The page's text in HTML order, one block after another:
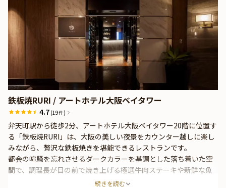
鉄板焼RURI / アートホテル大阪ベイタワー
4.7 (19件)
弁天町駅から徒歩2分、アートホテル大阪ベイタワー20階に位置す
る「鉄板焼RURI」は、大阪の美しい夜景をカウンター越しに楽し
みながら、贅沢な鉄板焼きを堪能できるレストランです。
都会の喧騒を忘れさせるダークカラーを基調とした落ち着いた空
間で、調理長が目の前で焼き上げる極選牛肉ステーキや新鮮な魚
介類、旬のお野菜を味わえます。
続きを読む